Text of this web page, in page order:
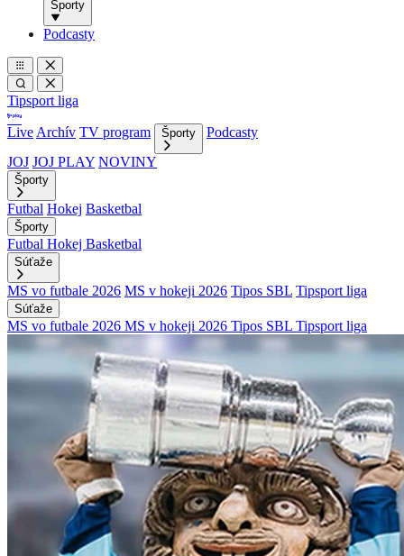
Športy
Podcasty
Tipsport liga
Live Archív TV program Športy
Podcasty
JOJ JOJ PLAY NOVINY
Športy
Futbal Hokej Basketbal
Športy
Futbal Hokej Basketbal
Súťaže
MS vo futbale 2026 MS v hokeji 2026 Tipos SBL Tipsport liga
Súťaže
MS vo futbale 2026 MS v hokeji 2026 Tipos SBL Tipsport liga